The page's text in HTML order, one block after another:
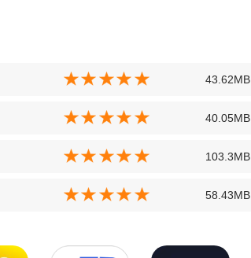
43.62MB
40.05MB
103.3MB
58.43MB